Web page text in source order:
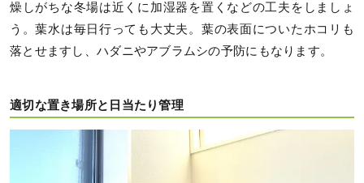
燥しがちな冬場は近くに加湿器を置くなどの工夫をしましょ
う。葉水は毎日行っても大丈夫。葉の表面についたホコリも
落とせますし、ハダニやアブラムシの予防にもなります。
適切な置き場所と日当たり管理